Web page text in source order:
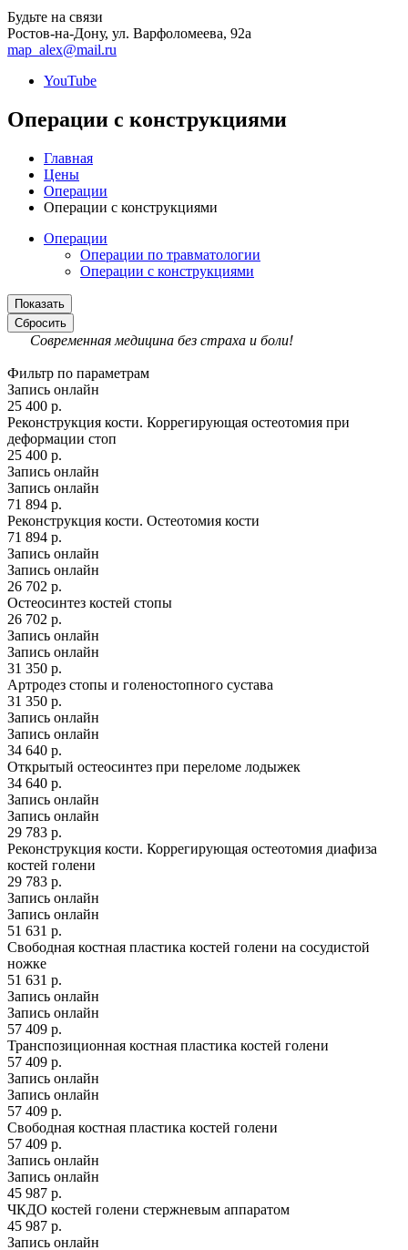
Будьте на связи
Ростов-на-Дону, ул. Варфоломеева, 92а
map_alex@mail.ru
YouTube
Операции с конструкциями
Главная
Цены
Операции
Операции с конструкциями
Операции
Операции по травматологии
Операции с конструкциями
Сбросить
Современная медицина без страха и боли!
Фильтр по параметрам
Запись онлайн
25 400 р.
Реконструкция кости. Коррегирующая остеотомия при
деформации стоп
25 400 р.
Запись онлайн
Запись онлайн
71 894 р.
Реконструкция кости. Остеотомия кости
71 894 р.
Запись онлайн
Запись онлайн
26 702 р.
Остеосинтез костей стопы
26 702 р.
Запись онлайн
Запись онлайн
31 350 р.
Артродез стопы и голеностопного сустава
31 350 р.
Запись онлайн
Запись онлайн
34 640 р.
Открытый остеосинтез при переломе лодыжек
34 640 р.
Запись онлайн
Запись онлайн
29 783 р.
Реконструкция кости. Коррегирующая остеотомия диафиза
костей голени
29 783 р.
Запись онлайн
Запись онлайн
51 631 р.
Свободная костная пластика костей голени на сосудистой
ножке
51 631 р.
Запись онлайн
Запись онлайн
57 409 р.
Транспозиционная костная пластика костей голени
57 409 р.
Запись онлайн
Запись онлайн
57 409 р.
Свободная костная пластика костей голени
57 409 р.
Запись онлайн
Запись онлайн
45 987 р.
ЧКДО костей голени стержневым аппаратом
45 987 р.
Запись онлайн